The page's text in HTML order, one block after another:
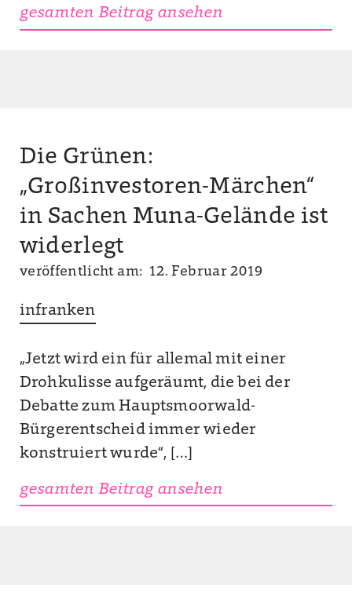
gesamten Beitrag ansehen
Die Grünen:
„Großinvestoren-Märchen“
in Sachen Muna-Gelände ist
widerlegt
veröffentlicht am: 12. Februar 2019
infranken
„Jetzt wird ein für allemal mit einer
Drohkulisse aufgeräumt, die bei der
Debatte zum Hauptsmoorwald-
Bürgerentscheid immer wieder
konstruiert wurde“, […]
gesamten Beitrag ansehen